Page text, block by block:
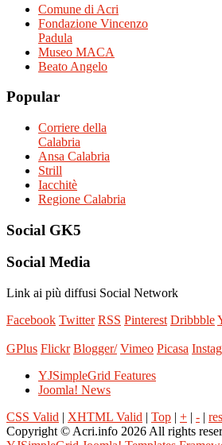
Comune di Acri
Fondazione Vincenzo
Padula
Museo MACA
Beato Angelo
Popular
Corriere della
Calabria
Ansa Calabria
Strill
Iacchitè
Regione Calabria
Social GK5
Social Media
Link ai più diffusi Social Network
Facebook Twitter RSS Pinterest Dribbble
GPlus Flickr Blogger/ Vimeo Picasa
YJSimpleGrid Features
Joomla! News
CSS Valid | XHTML Valid | Top | + | - |
Copyright © Acri.info 2026 All rights